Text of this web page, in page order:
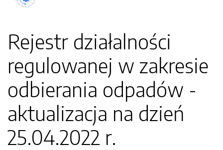
Rejestr działalności
regulowanej w zakresie
odbierania odpadów -
aktualizacja na dzień
25.04.2022 r.